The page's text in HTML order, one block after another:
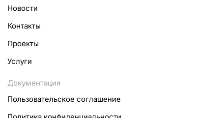
Новости
Контакты
Проекты
Услуги
Документация
Пользовательское соглашение